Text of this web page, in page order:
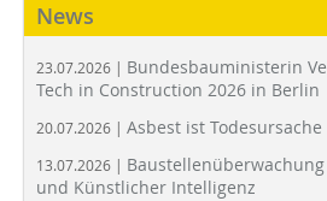
News
23.07.2026 | Bundesbauministerin
Tech in Construction 2026 in Berlin
20.07.2026 | Asbest ist
13.07.2026 |
und Künstlicher Intelligenz